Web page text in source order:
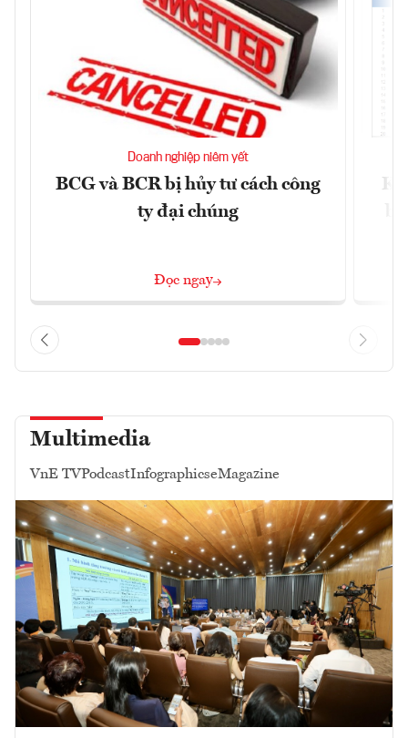
Doanh nghiệp niêm yết
BCG và BCR bị hủy tư cách công
ty đại chúng
Đọc ngay
Multimedia
VnE TVPodcastInfographicseMagazine